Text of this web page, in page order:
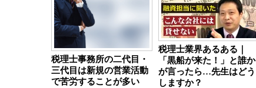
税理士事務所の二代目・
三代目は新規の営業活動
で苦労することが多い
税理士業界あるある｜
「黒船が来た！」と誰か
が言ったら…先生はどう
しますか？